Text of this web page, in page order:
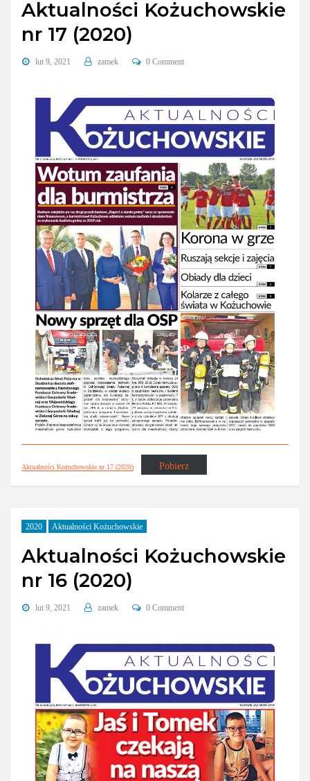
Aktualności Kożuchowskie
nr 17 (2020)
lut 9, 2021 zamek 0 Comment
Aktualności Kożuchowskie nr 17 (2020) Pobierz
2020 Aktualności Kożuchowskie
Aktualności Kożuchowskie
nr 16 (2020)
lut 9, 2021 zamek 0 Comment